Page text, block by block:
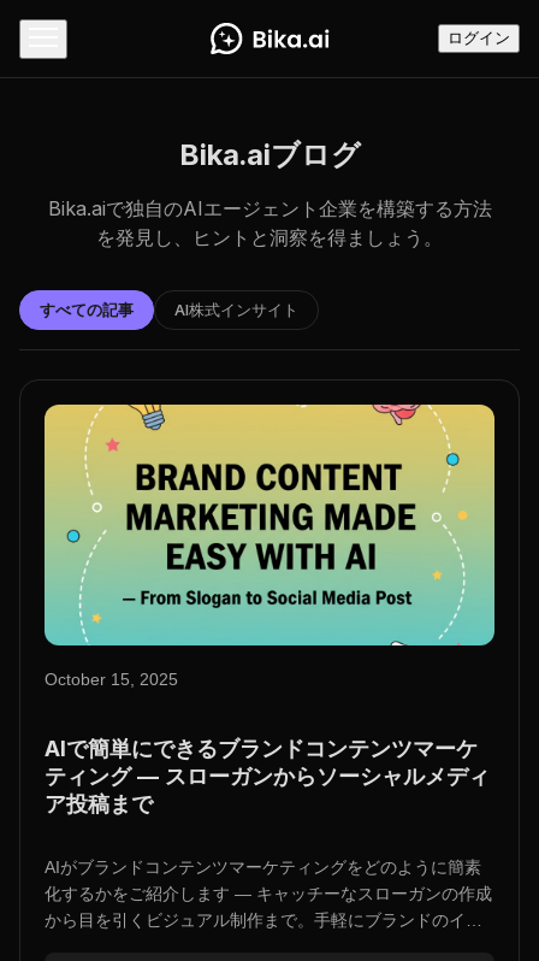
ログイン
Bika.aiブログ
Bika.aiで独自のAIエージェント企業を構築する方法
を発見し、ヒントと洞察を得ましょう。
すべての記事 AI株式インサイト
October 15, 2025
AIで簡単にできるブランドコンテンツマーケ
ティング — スローガンからソーシャルメディ
ア投稿まで
AIがブランドコンテンツマーケティングをどのように簡素
化するかをご紹介します — キャッチーなスローガンの作成
から目を引くビジュアル制作まで。手軽にブランドのイン